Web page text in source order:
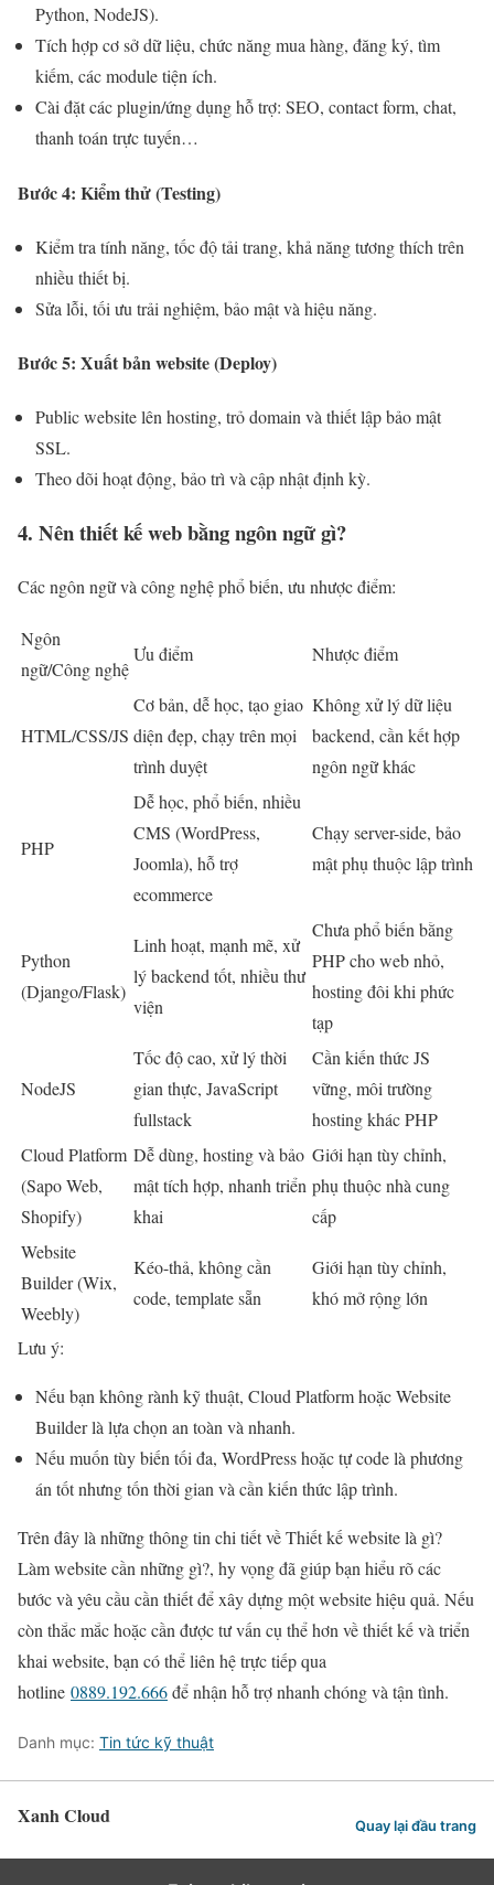
Python, NodeJS).
Tích hợp cơ sở dữ liệu, chức năng mua hàng, đăng ký, tìm
kiếm, các module tiện ích.
Cài đặt các plugin/ứng dụng hỗ trợ: SEO, contact form, chat,
thanh toán trực tuyến…
Bước 4: Kiểm thử (Testing)
Kiểm tra tính năng, tốc độ tải trang, khả năng tương thích trên
nhiều thiết bị.
Sửa lỗi, tối ưu trải nghiệm, bảo mật và hiệu năng.
Bước 5: Xuất bản website (Deploy)
Public website lên hosting, trỏ domain và thiết lập bảo mật
SSL.
Theo dõi hoạt động, bảo trì và cập nhật định kỳ.
4. Nên thiết kế web bằng ngôn ngữ gì?
Các ngôn ngữ và công nghệ phổ biến, ưu nhược điểm:
Ngôn
ngữ/Công nghệ
Ưu điểm Nhược điểm
HTML/CSS/JS
Cơ bản, dễ học, tạo giao
diện đẹp, chạy trên mọi
trình duyệt
Không xử lý dữ liệu
backend, cần kết hợp
ngôn ngữ khác
PHP
Dễ học, phổ biến, nhiều
CMS (WordPress,
Joomla), hỗ trợ
ecommerce
Chạy server-side, bảo
mật phụ thuộc lập trình
Python
(Django/Flask)
Linh hoạt, mạnh mẽ, xử
lý backend tốt, nhiều thư
viện
Chưa phổ biến bằng
PHP cho web nhỏ,
hosting đôi khi phức
tạp
NodeJS
Tốc độ cao, xử lý thời
gian thực, JavaScript
fullstack
Cần kiến thức JS
vững, môi trường
hosting khác PHP
Cloud Platform
(Sapo Web,
Shopify)
Dễ dùng, hosting và bảo
mật tích hợp, nhanh triển
khai
Giới hạn tùy chỉnh,
phụ thuộc nhà cung
cấp
Website
Builder (Wix,
Weebly)
Kéo-thả, không cần
code, template sẵn
Giới hạn tùy chỉnh,
khó mở rộng lớn
Lưu ý:
Nếu bạn không rành kỹ thuật, Cloud Platform hoặc Website
Builder là lựa chọn an toàn và nhanh.
Nếu muốn tùy biến tối đa, WordPress hoặc tự code là phương
án tốt nhưng tốn thời gian và cần kiến thức lập trình.
Trên đây là những thông tin chi tiết về Thiết kế website là gì?
Làm website cần những gì?, hy vọng đã giúp bạn hiểu rõ các
bước và yêu cầu cần thiết để xây dựng một website hiệu quả. Nếu
còn thắc mắc hoặc cần được tư vấn cụ thể hơn về thiết kế và triển
khai website, bạn có thể liên hệ trực tiếp qua
hotline 0889.192.666để nhận hỗ trợ nhanh chóng và tận tình.
Danh mục: Tin tức kỹ thuật
Xanh Cloud Quay lại đầu trang